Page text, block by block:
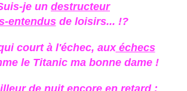
je un destructeur
entendusde loisirs... !?
court à l'échec, auxéchecs
le Titanic ma bonne dame !